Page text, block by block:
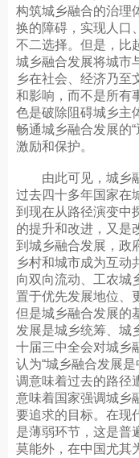
构筑城乡融合的治理
换的障碍，实现人口
不二选择。但是，比
城乡融合发展将城市
乡在社会、经济乃至
和影响，而不是所有
色是破除阻碍城乡主
畅通城乡融合发展的
激励和保护。
由此可见，城乡融
过去四十多年国家在
到现在从路径演变中
的提升和改进，又是
到城乡融合发展，政
乡村和城市成为互动
向双向流动、工农城
置于优先发展地位、
但是城乡融合发展的
发展是城乡统筹、城
十届三中全会对城乡
认为“城乡融合发展
调意味着过去的路径
意味着国家强调城乡
要追求的目标。在现
是薄弱环节，这是普
莫能外，在中国尤其